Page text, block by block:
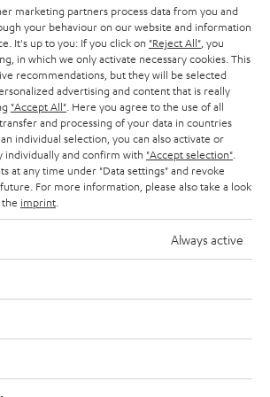
ist nicht im Lieferumfang enthalten. Etwaige
GmbH - All rights reserved.
marketing partners process data from you and
your behaviour on our website and information
It's up to you: If you click on "Reject All" , you
in which we only activate necessary cookies. This
recommendations, but they will be selected
advertising and content that is really
"Accept All" . Here you agree to the use of all
and processing of your data in countries
individual selection, you can also activate or
individually and confirm with "Accept selection"
at any time under "Data settings" and revoke
For more information, please also take a look
imprint
Always active